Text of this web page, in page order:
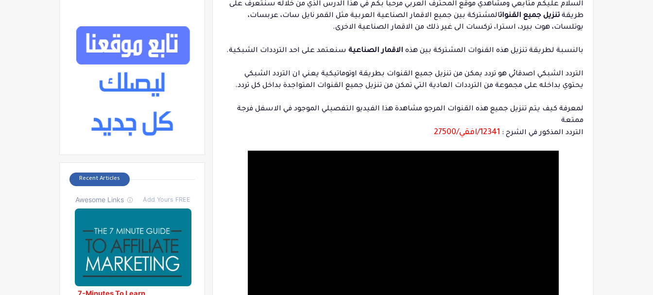
السلام عليكم متابعي ومشاهدي موقع المحترف العربي مرحبا بكم في هذا الدرس الذي من خلاله سنتعرف على
طريقة تنزيل جميع القنواتالمشتركة بين جميع الاقمار الصناعية العربية مثل القمر نايل سات، عربسات،
يوتلسات، هوت بيرد، استرا، تركسات الى غير ذلك من الاقمار الصناعية الاخرى.
بالنسبة لطريقة تنزيل هذه القنوات المشتركة بين هذه الاقمار الصناعية سنعتمد على احد الترددات الشبكية.
التردد الشبكي اصدقائي هو تردد يمكن من تنزيل جميع القنوات بطريقة اوتوماتيكية يعني ان التردد الشبكي
يحتوي بداخله على مجموعة من الترددات العادية التي تمكن من تنزيل جميع القنوات المتواجدة بداخل كل تردد.
لمعرفة كيف يتم تنزيل جميع هذه القنوات المرجو مشاهدة هذا الفيديو التفصيلي الموجود في الاسفل فرجة
ممتعة
التردد المذكور في الشرح : 12341/افقي/27500
Recent Articles